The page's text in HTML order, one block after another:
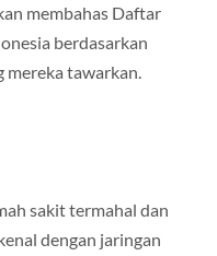
membahas Daftar
berdasarkan
mereka tawarkan.
sakit termahal dan
dengan jaringan